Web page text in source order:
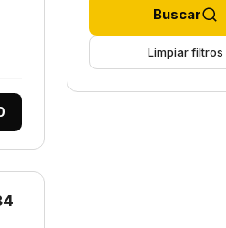
Buscar
Limpiar filtros